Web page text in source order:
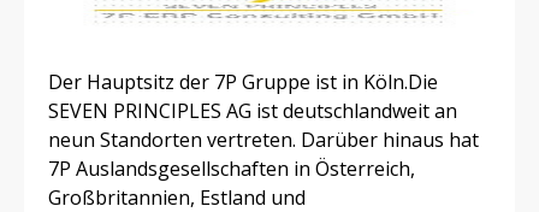
Der Hauptsitz der 7P Gruppe ist in Köln.Die
SEVEN PRINCIPLES AG ist deutschlandweit an
neun Standorten vertreten. Darüber hinaus hat
7P Auslandsgesellschaften in Österreich,
Großbritannien, Estland und